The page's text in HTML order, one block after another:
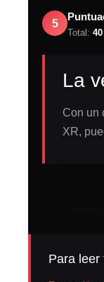
Total:
La
Con un
XR,
Para leer